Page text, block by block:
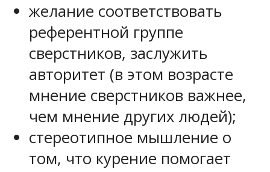
желание соответствовать
референтной группе
сверстников, заслужить
авторитет (в этом возрасте
мнение сверстников важнее,
чем мнение других людей);
стереотипное мышление о
том, что курение помогает